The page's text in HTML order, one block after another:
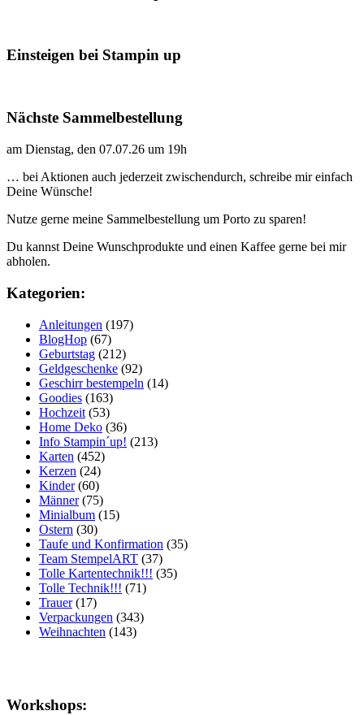
Einsteigen bei Stampin up
Nächste Sammelbestellung
am Dienstag, den 07.07.26 um 19h
… bei Aktionen auch jederzeit zwischendurch, schreibe mir einfach
Deine Wünsche!
Nutze gerne meine Sammelbestellung um Porto zu sparen!
Du kannst Deine Wunschprodukte und einen Kaffee gerne bei mir
abholen.
Kategorien:
Anleitungen (197)
BlogHop (67)
Geburtstag (212)
Geldgeschenke (92)
Geschirr bestempeln (14)
Goodies (163)
Hochzeit (53)
Home Deko (36)
Info Stampin´up! (213)
Karten (452)
Kerzen (24)
Kinder(60)
Männer(75)
Minialbum (15)
Ostern (30)
Taufe und Konfirmation (35)
Team StempelART (37)
Tolle Kartentechnik!!! (35)
Tolle Technik!!! (71)
Trauer(17)
Verpackungen (343)
Weihnachten (143)
Workshops: